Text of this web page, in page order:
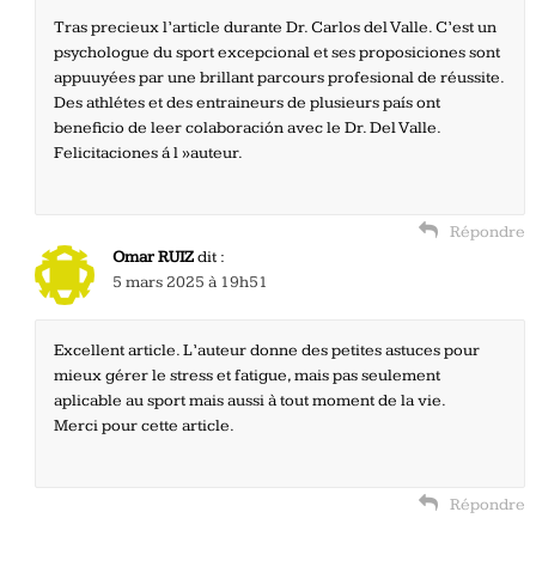
Tras precieux l’article durante Dr. Carlos del Valle. C’est un
psychologue du sport excepcional et ses proposiciones sont
appuuyées par une brillant parcours profesional de réussite.
Des athlétes et des entraineurs de plusieurs país ont
beneficio de leer colaboración avec le Dr. Del Valle.
Felicitaciones á l »auteur.
Répondre
Omar RUIZdit :
5 mars 2025 à 19h51
Excellent article. L’auteur donne des petites astuces pour
mieux gérer le stress et fatigue, mais pas seulement
aplicable au sport mais aussi à tout moment de la vie.
Merci pour cette article.
Répondre